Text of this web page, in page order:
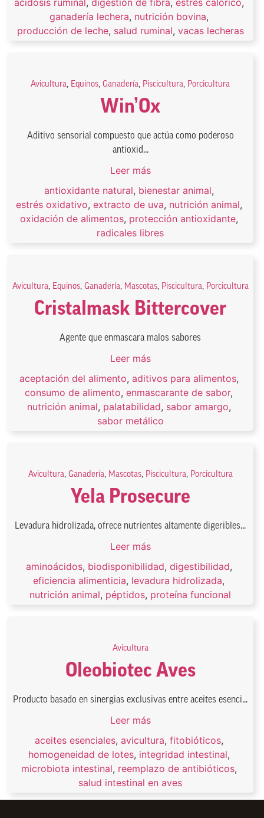
acidosis ruminal , digestión de fibra, estrés calórico,
ganadería lechera, nutrición bovina,
producción de leche, salud ruminal, vacas lecheras
Avicultura, Equinos, Ganadería, Piscicultura, Porcicultura
Win’Ox
Aditivo sensorial compuesto que actúa como poderoso
antioxid...
Leer más
antioxidante natural, bienestar animal,
estrés oxidativo, extracto de uva, nutrición animal,
oxidación de alimentos, protección antioxidante,
radicales libres
Avicultura, Equinos, Ganadería, Mascotas, Piscicultura, Porcicultura
Cristalmask Bittercover
Agente que enmascara malos sabores
Leer más
aceptación del alimento, aditivos para alimentos,
consumo de alimento, enmascarante de sabor,
nutrición animal, palatabilidad, sabor amargo,
sabor metálico
Avicultura, Ganadería, Mascotas, Piscicultura, Porcicultura
Yela Prosecure
Levadura hidrolizada, ofrece nutrientes altamente digeribles...
Leer más
aminoácidos, biodisponibilidad, digestibilidad,
eficiencia alimenticia, levadura hidrolizada,
nutrición animal, péptidos, proteína funcional
Avicultura
Oleobiotec Aves
Producto basado en sinergias exclusivas entre aceites esenci...
Leer más
aceites esenciales, avicultura, fitobióticos,
homogeneidad de lotes, integridad intestinal,
microbiota intestinal, reemplazo de antibióticos,
salud intestinal en aves